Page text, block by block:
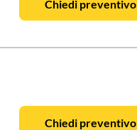
Chiedi preventivo
Chiedi preventivo